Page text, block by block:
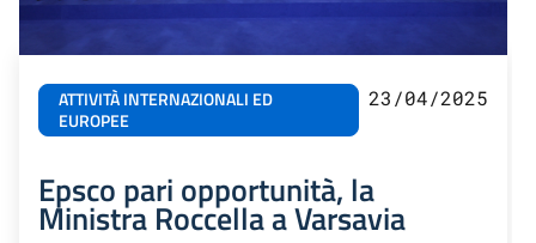
ATTIVITÀ INTERNAZIONALI ED
EUROPEE
23/04/2025
Epsco pari opportunità, la
Ministra Roccella a Varsavia